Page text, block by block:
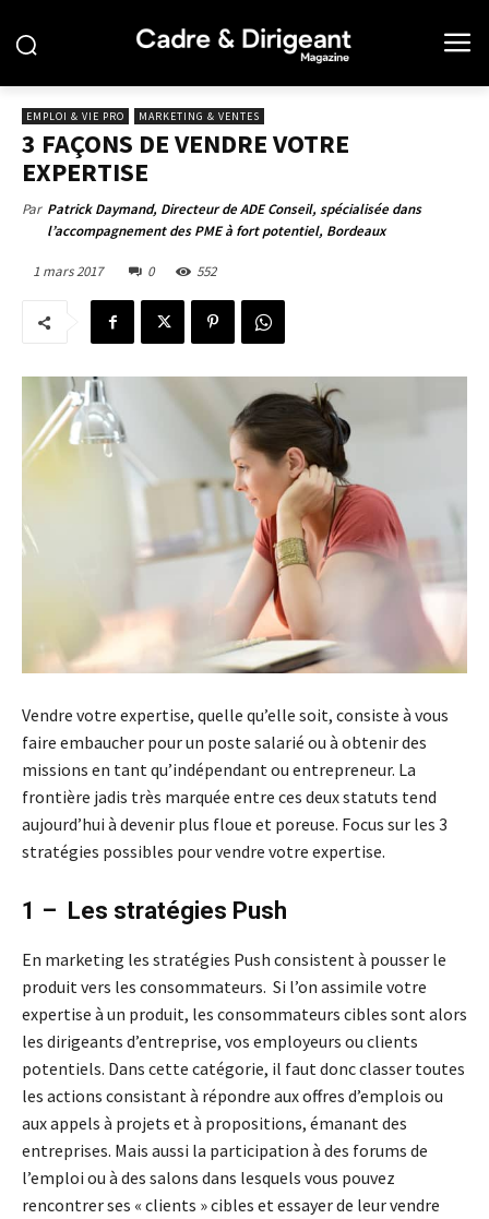
EMPLOI & VIE PRO MARKETING & VENTES
3 FAÇONS DE VENDRE VOTRE
EXPERTISE
Par Patrick Daymand, Directeur de ADE Conseil, spécialisée dans
l’accompagnement des PME à fort potentiel, Bordeaux
1 mars 2017 0 552
Vendre votre expertise, quelle qu’elle soit, consiste à vous
faire embaucher pour un poste salarié ou à obtenir des
missions en tant qu’indépendant ou entrepreneur. La
frontière jadis très marquée entre ces deux statuts tend
aujourd’hui à devenir plus floue et poreuse. Focus sur les 3
stratégies possibles pour vendre votre expertise.
1 – Les stratégies Push
En marketing les stratégies Push consistent à pousser le
produit vers les consommateurs. Si l’on assimile votre
expertise à un produit, les consommateurs cibles sont alors
les dirigeants d’entreprise, vos employeurs ou clients
potentiels. Dans cette catégorie, il faut donc classer toutes
les actions consistant à répondre aux offres d’emplois ou
aux appels à projets et à propositions, émanant des
entreprises. Mais aussi la participation à des forums de
l’emploi ou à des salons dans lesquels vous pouvez
rencontrer ses « clients » cibles et essayer de leur vendre